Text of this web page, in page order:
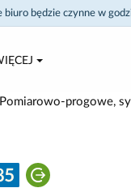
będzie czynne w
Pomiarowo-progowe,